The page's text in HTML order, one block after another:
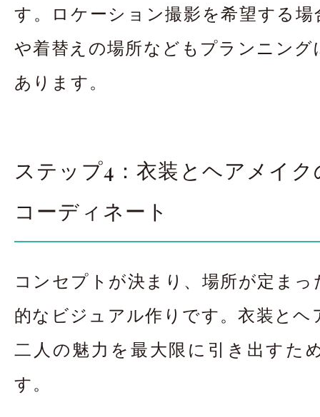
す。ロケーション撮影を希望する場
や着替えの場所などもプランニング
あります。
ステップ4：衣装とヘアメイ
コーディネート
コンセプトが決まり、場所が定ま
的なビジュアル作りです。衣装とヘ
二人の魅力を最大限に引き出すた
す。